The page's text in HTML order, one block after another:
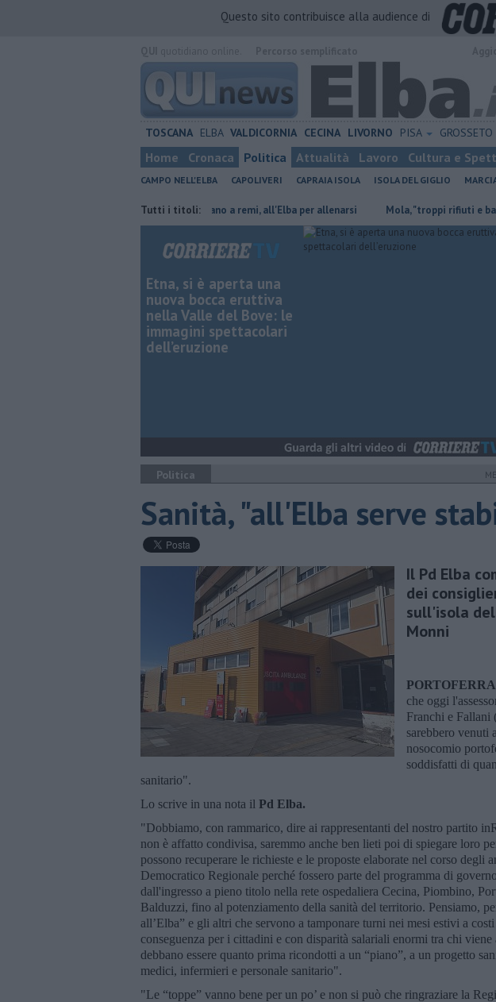
Questo sito contribuisce alla audience di
TOSCANA ELBA VALDICORNIA CECINA LIVORNO PISA GROSSETO
Home Cronaca Politica Attualità Lavoro Cultura e
CAMPO NELL'ELBA CAPOLIVERI CAPRAIA ISOLA ISOLA DEL GIGLIO
Tutti i titoli:
Oceano a remi, all'Elba per allenarsi Mola, "troppi rifiuti e barche
Etna, si è aperta una
nuova bocca eruttiva
nella Valle del Bove: le
immagini spettacolari
dell’eruzione
Politica
Sanità, "all'Elba serve
Il Pd Elba
dei
sull'isola
Monni
che oggi
Franchi e Fallani
sarebbero venuti
nosocomio
soddisfatti di
sanitario".
Lo scrive in una nota il Pd Elba.
"Dobbiamo, con rammarico, dire ai rappresentanti del nostro partito
non è affatto condivisa, saremmo anche ben lieti poi di spiegare loro
possono recuperare le richieste e le proposte elaborate nel corso degli
Democratico Regionale perché fossero parte del programma di
dall'ingresso a pieno titolo nella rete ospedaliera Cecina, Piombino,
Balduzzi, fino al potenziamento della sanità del territorio. Pensiamo,
all’Elba” e gli altri che servono a tamponare turni nei mesi estivi a
conseguenza per i cittadini e con disparità salariali enormi tra chi viene
debbano essere quanto prima ricondotti a un “piano”, a un progetto
medici, infermieri e personale sanitario".
"Le “toppe” vanno bene per un po’ e non si può che ringraziare la